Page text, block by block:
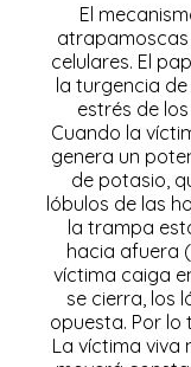
El
atrapamoscas
celulares. El
la turgencia
estrés de
Cuando la
genera un
de potasio,
lóbulos de las
la trampa
hacia afuera
víctima caiga
se cierra, los
opuesta. Por lo
La víctima viva